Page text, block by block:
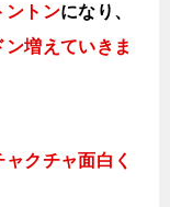
ントンになり、
増えていきま
ャクチャ面白く